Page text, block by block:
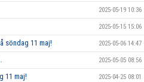
2025-05-19 10:36
2025-05-15 15:06
söndag 11 maj! 2025-05-06 14:47
2025-05-05 08:56
11 maj! 2025-04-25 08:01